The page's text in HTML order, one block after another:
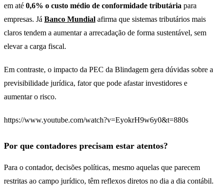
em até 0,6% o custo médio de conformidade tributária para
empresas. Já Banco Mundial afirma que sistemas tributários mais
claros tendem a aumentar a arrecadação de forma sustentável, sem
elevar a carga fiscal.
Em contraste, o impacto da PEC da Blindagem gera dúvidas sobre a
previsibilidade jurídica, fator que pode afastar investidores e
aumentar o risco.
https://www.youtube.com/watch?v=EyokrH9w6y0&t=880s
Por que contadores precisam estar atentos?
Para o contador, decisões políticas, mesmo aquelas que parecem
restritas ao campo jurídico, têm reflexos diretos no dia a dia contábil.